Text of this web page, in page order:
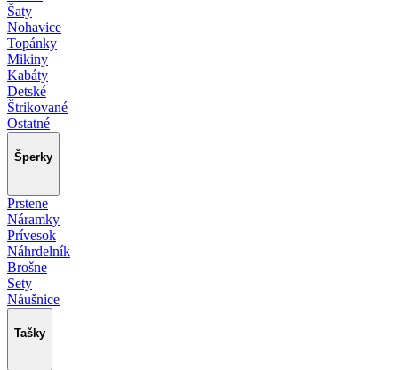
Šaty
Nohavice
Topánky
Mikiny
Kabáty
Detské
Štrikované
Ostatné
Šperky
Prstene
Náramky
Prívesok
Náhrdelník
Brošne
Sety
Náušnice
Tašky